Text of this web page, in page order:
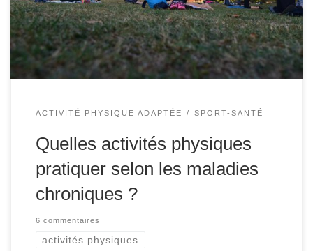
l’objectif est d’adapter l’intensité et le type d’activité
physique à l’état de santé du malade, ses ressources
psychosociales et […]
ACTIVITÉ PHYSIQUE ADAPTÉE SPORT-SANTÉ
Quelles activités physiques
pratiquer selon les maladies
chroniques ?
6 commentaires
activités physiques